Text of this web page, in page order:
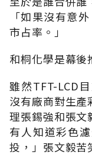
「如果沒有意
市占率。」
和桐化學是幕後
雖然TFT-LCD
沒有廠商對生產
理張錫強和張文
有人知道彩色
投，」張文毅苦